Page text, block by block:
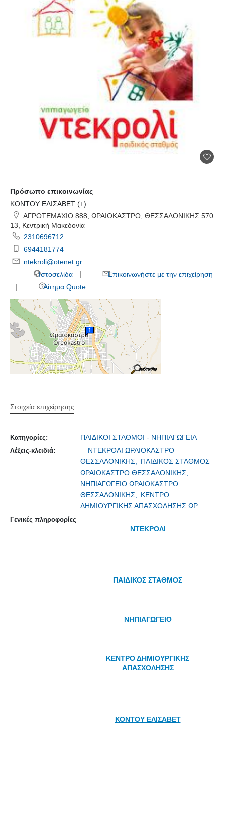
Πρόσωπο επικοινωνίας
ΚΟΝΤΟΥ ΕΛΙΣΑΒΕΤ (+)
ΑΓΡΟΤΕΜΑΧΙΟ 888, ΩΡΑΙΟΚΑΣΤΡΟ, ΘΕΣΣΑΛΟΝΙΚΗΣ 570
13, Κεντρική Μακεδονία
2310696712
6944181774
ntekroli@otenet.gr
Ιστοσελίδα
Επικοινωνήστε με την επιχείρηση
Αίτημα Quote
Στοιχεία επιχείρησης
Κατηγορίες: ΠΑΙΔΙΚΟΙ ΣΤΑΘΜΟΙ - ΝΗΠΙΑΓΩΓΕΙΑ
Λέξεις-κλειδιά:
ΝΤΕΚΡΟΛΙ ΩΡΑΙΟΚΑΣΤΡΟ
ΘΕΣΣΑΛΟΝΙΚΗΣ,
ΠΑΙΔΙΚΟΣ ΣΤΑΘΜΟΣ
ΩΡΑΙΟΚΑΣΤΡΟ ΘΕΣΣΑΛΟΝΙΚΗΣ,
ΝΗΠΙΑΓΩΓΕΙΟ ΩΡΑΙΟΚΑΣΤΡΟ
ΘΕΣΣΑΛΟΝΙΚΗΣ,
ΚΕΝΤΡΟ
ΔΗΜΙΟΥΡΓΙΚΗΣ ΑΠΑΣΧΟΛΗΣΗΣ ΩΡ
Γενικές πληροφορίες
ΝΤΕΚΡΟΛΙ
ΠΑΙΔΙΚΟΣ ΣΤΑΘΜΟΣ
ΝΗΠΙΑΓΩΓΕΙΟ
ΚΕΝΤΡΟ ΔΗΜΙΟΥΡΓΙΚΗΣ
ΑΠΑΣΧΟΛΗΣΗΣ
ΚΟΝΤΟΥ ΕΛΙΣΑΒΕΤ